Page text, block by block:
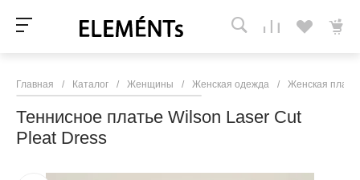
Главная / Каталог / Женщины / Женская одежда / Женская
Теннисное платье Wilson Laser Cut
Pleat Dress